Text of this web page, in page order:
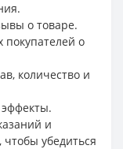
о товаре.
покупателей о
количество и
и
убедиться